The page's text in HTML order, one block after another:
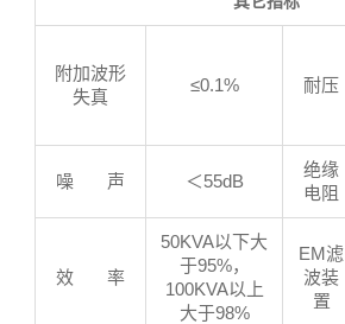
附加波形
失真
≤0.1% 耐压
噪 声 ＜55dB
绝缘
电阻
效 率
50KVA以下大
于95%，
100KVA以上
大于98%
EM滤
波装
置